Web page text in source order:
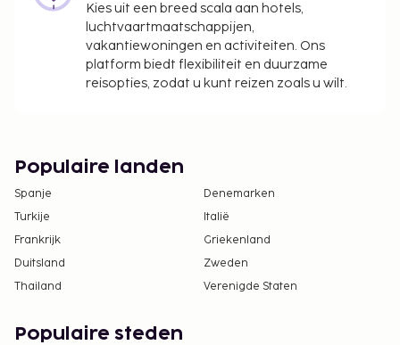
Kies uit een breed scala aan hotels,
luchtvaartmaatschappijen,
vakantiewoningen en activiteiten. Ons
platform biedt flexibiliteit en duurzame
reisopties, zodat u kunt reizen zoals u wilt.
Populaire landen
Spanje
Denemarken
Turkije
Italië
Frankrijk
Griekenland
Duitsland
Zweden
Thailand
Verenigde Staten
Populaire steden